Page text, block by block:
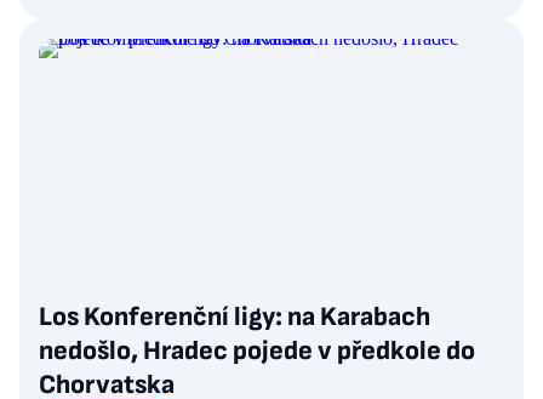
Los Konferenční ligy: na Karabach
nedošlo, Hradec pojede v předkole do
Chorvatska